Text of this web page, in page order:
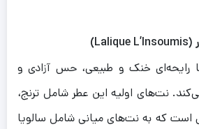
با رایحه‌ای خنک و طبیعی، حس آزادی و
نت‌های اولیه این عطر شامل ترنج،
که به نت‌های میانی شامل سالویا